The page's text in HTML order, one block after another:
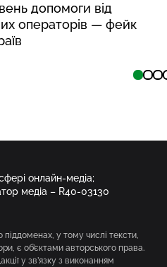
допомоги від
операторів — фейк
онлайн-медіа;
медіа – R40-03130
у тому числі тексти,
є об’єктами авторського права.
у зв’язку з виконанням